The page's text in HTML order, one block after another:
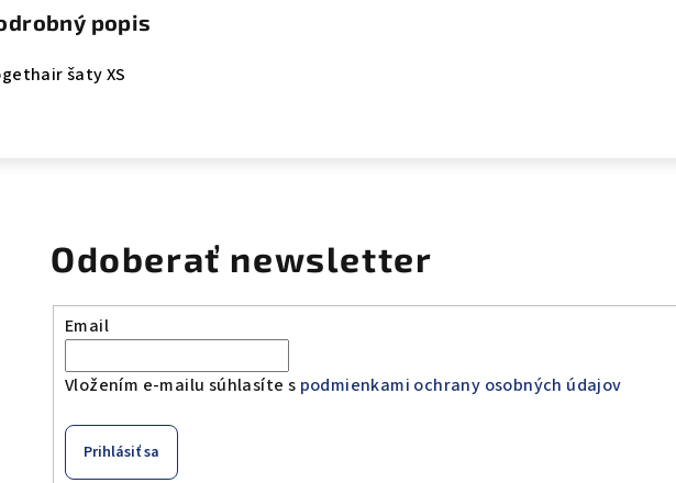
popis
šaty XS
Odoberať newsletter
Email
Vložením e-mailu súhlasíte s podmienkami ochrany osobných údajov
Prihlásiť sa